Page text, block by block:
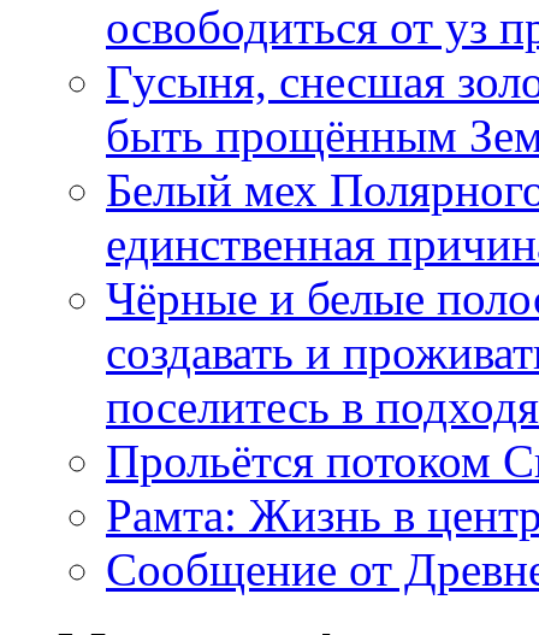
освободиться от уз
Гусыня, снесшая
быть прощённым
Белый мех
единственная
Чёрные и белые
создавать и
поселитесь в
Прольётся потоком
Рамта: Жизнь в
Сообщение от